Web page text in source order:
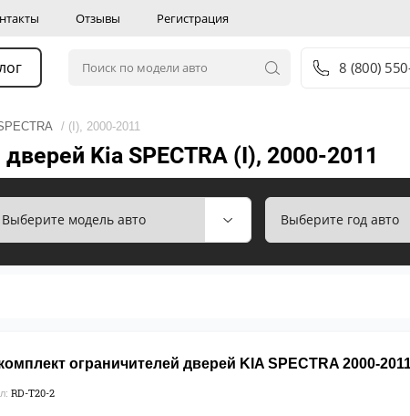
Отзывы Регистрация
8 (800)
/ (I), 2000-2011
Kia SPECTRA (I), 2000-2011
ограничителей дверей KIA SPECTRA 2000-
RD-T20-2